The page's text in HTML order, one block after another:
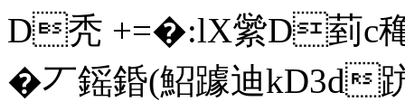
D秃 +=�:lX繠D菿c穐
�丆鎐錉(鮉躆迪kD3d